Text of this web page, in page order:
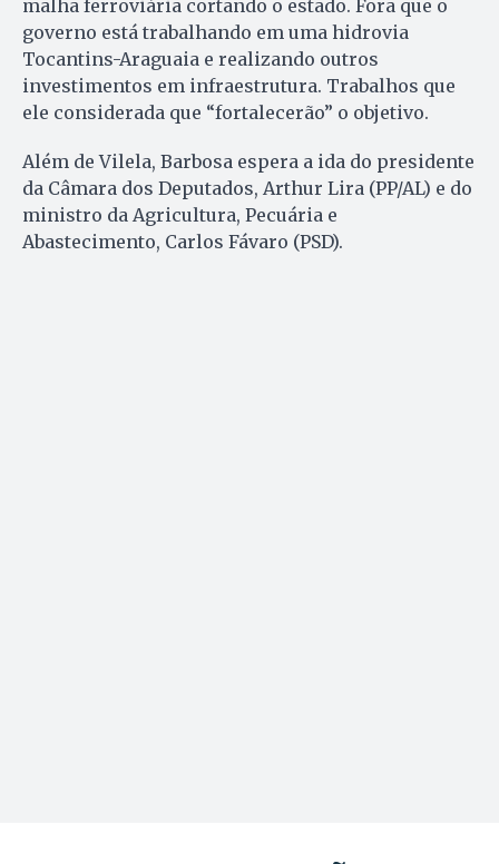
malha ferroviária cortando o estado. Fora que o
governo está trabalhando em uma hidrovia
Tocantins-Araguaia e realizando outros
investimentos em infraestrutura. Trabalhos que
ele considerada que “fortalecerão” o objetivo.
Além de Vilela, Barbosa espera a ida do presidente
da Câmara dos Deputados, Arthur Lira (PP/AL) e do
ministro da Agricultura, Pecuária e
Abastecimento, Carlos Fávaro (PSD).